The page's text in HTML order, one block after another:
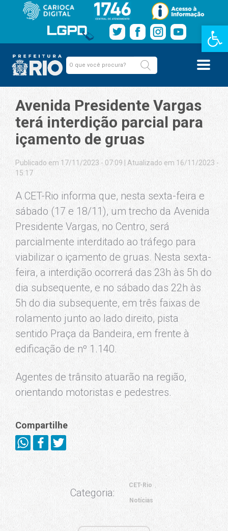
Barra de
Avenida Presidente Vargas
terá interdição parcial para
içamento de gruas
Publicado em 17/11/2023 - 07:09
Atualizado em 16/11/2023 -
15:17
A CET-Rio informa que, nesta sexta-feira e
sábado (17 e 18/11), um trecho da Avenida
Presidente Vargas, no Centro, será
parcialmente interditado ao tráfego para
viabilizar o içamento de gruas. Nesta sexta-
feira, a interdição ocorrerá das 23h às 5h do
dia subsequente, e no sábado das 22h às
5h do dia subsequente, em três faixas de
rolamento junto ao lado direito, pista
sentido Praça da Bandeira, em frente à
edificação de nº 1.140.
Agentes de trânsito atuarão na região,
orientando motoristas e pedestres.
Compartilhe
Categoria:
CET-Rio
Notícias